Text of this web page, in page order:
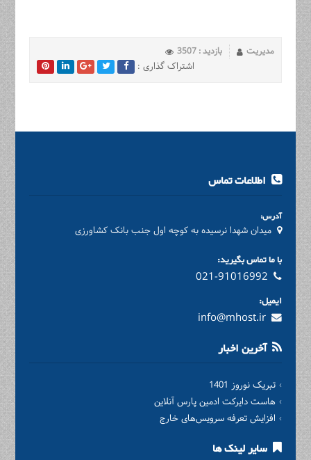
مدیریت بازدید : 3507
اشتراک گذاری :
اطلاعات تماس
آدرس:
میدان شهدا نرسیده به کوچه اول جنب بانک کشاورزی
با ما تماس بگیرید:
021-91016992
ایمیل:
info@mhost.ir
آخرین اخبار
تبریک نوروز 1401
هاست دایرکت ادمین پارس آنلاین
افزایش تعرفه سرویس‌های خارج
سایر لینک ها